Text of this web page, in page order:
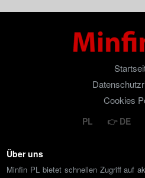
Cookies
PL DE
Über uns
Minfin PL bietet schnellen Zugriff auf